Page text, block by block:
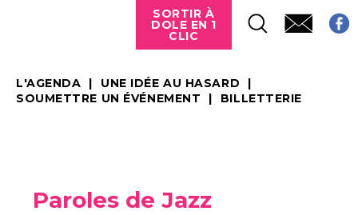
SORTIR À
DOLE EN 1
CLIC
L'AGENDA
UNE IDÉE AU HASARD
SOUMETTRE UN ÉVÉNEMENT
BILLETTERIE
Paroles de Jazz